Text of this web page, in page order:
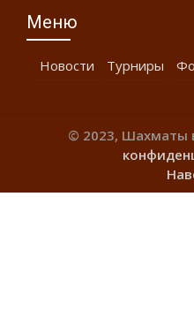
Меню
Новости Турниры
© 2023, Шахматы